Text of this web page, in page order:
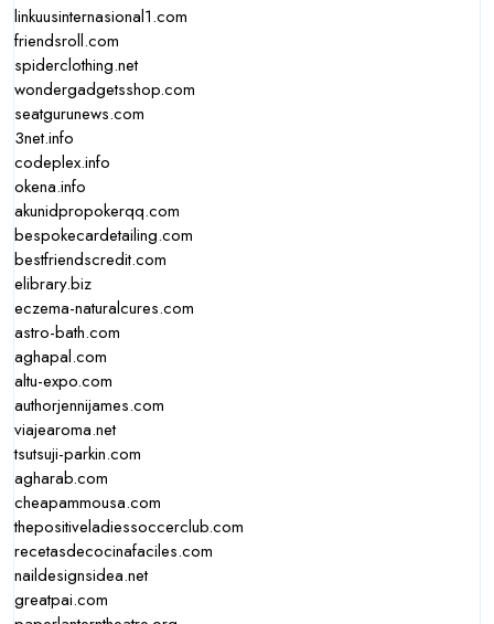
linkuusinternasional1.com
friendsroll.com
spiderclothing.net
wondergadgetsshop.com
seatgurunews.com
3net.info
codeplex.info
okena.info
akunidpropokerqq.com
bespokecardetailing.com
bestfriendscredit.com
elibrary.biz
eczema-naturalcures.com
astro-bath.com
aghapal.com
altu-expo.com
authorjennijames.com
viajearoma.net
tsutsuji-parkin.com
agharab.com
cheapammousa.com
thepositiveladiessoccerclub.com
recetasdecocinafaciles.com
naildesignsidea.net
greatpai.com